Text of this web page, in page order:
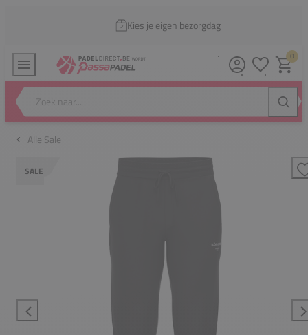
Kies je eigen bezorgdag
Zoek naar...
0
Alle Sale
SALE